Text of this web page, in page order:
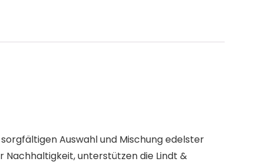
Auswahl und Mischung edelster
unterstützen die Lindt &